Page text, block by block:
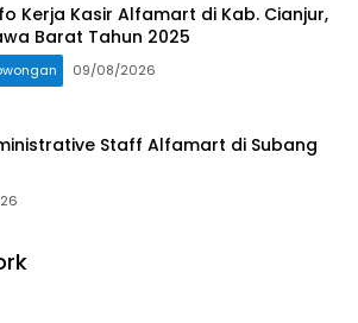
Kerja Kasir Alfamart di Kab. Cianjur,
Barat Tahun 2025
09/08/2026
Staff Alfamart di Subang